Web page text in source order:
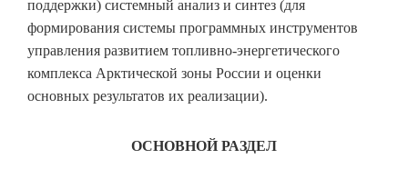
поддержки) системный анализ и синтез (для
формирования системы программных инструментов
управления развитием топливно-энергетического
комплекса Арктической зоны России и оценки
основных результатов их реализации).
ОСНОВНОЙ РАЗДЕЛ